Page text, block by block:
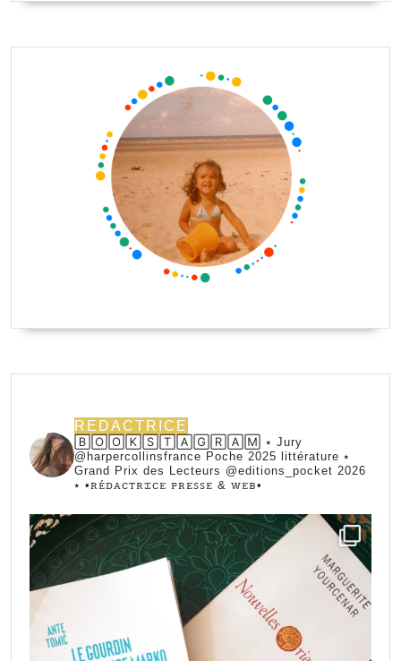
REDACTRICE
🄱🄾🄾🄺🅂🅃🄰🄶🅁🄰🄼 ⭑ Jury
@harpercollinsfrance Poche 2025 littérature ⭑
Grand Prix des Lecteurs @editions_pocket 2026
⭑ •ꭱꭼ́ꭰꭺꮯꭲꭱꮖꮯꭼ ꮲꭱꭼꮪꮪꭼ & ꮃꭼᏼ•